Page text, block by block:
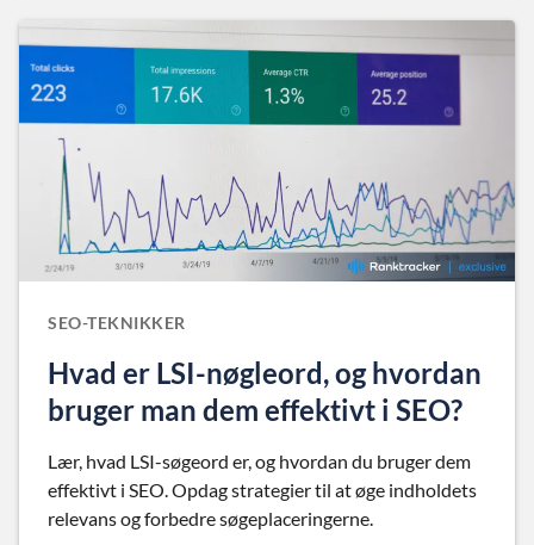
SEO-TEKNIKKER
Hvad er LSI-nøgleord, og hvordan
bruger man dem effektivt i SEO?
Lær, hvad LSI-søgeord er, og hvordan du bruger dem
effektivt i SEO. Opdag strategier til at øge indholdets
relevans og forbedre søgeplaceringerne.